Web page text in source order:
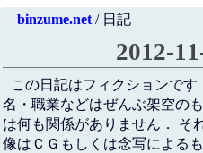
binzume.net/ 日記
2012-
この日記はフィクションで
名・職業などはぜんぶ架空の
は何も関係がありません． そ
像はＣＧもしくは念写によるも